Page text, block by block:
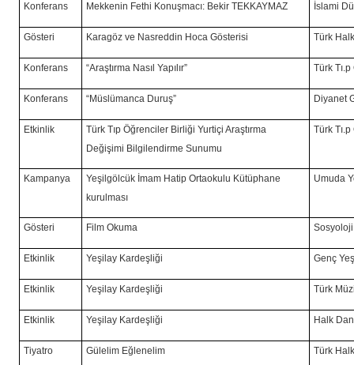
Konferans Mekkenin Fethi Konuşmacı: Bekir TEKKAYMAZ İslami
Gösteri Karagöz ve Nasreddin Hoca Gösterisi Türk
Konferans “Araştırma Nasıl Yapılır” Türk
Konferans “Müslümanca Duruş” Diyanet
Etkinlik
Türk Tıp Öğrenciler Birliği Yurtiçi Araştırma
Değişimi Bilgilendirme Sunumu
Türk
Kampanya
Yeşilgölcük İmam Hatip Ortaokulu Kütüphane
kurulması
Umuda
Gösteri Film Okuma
Etkinlik Yeşilay Kardeşliği Genç
Etkinlik Yeşilay Kardeşliği Türk
Etkinlik Yeşilay Kardeşliği Halk
Tiyatro Gülelim Eğlenelim Türk